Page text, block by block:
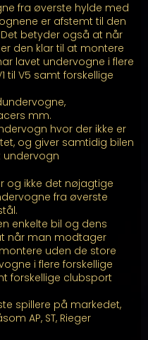
17.299,00
fra øverste hylde med
er afstemt til den
betyder også at når
den klar til at montere
lavet undervogne i flere
til V5 samt forskellige
mm.
hvor der ikke er
og giver samtidig bilen
undervogn
og ikke det nøjagtige
fra øverste
enkelte bil og dens
når man modtager
uden de store
i flere forskellige
forskellige clubsport
spillere på markedet,
AP, ST, Rieger